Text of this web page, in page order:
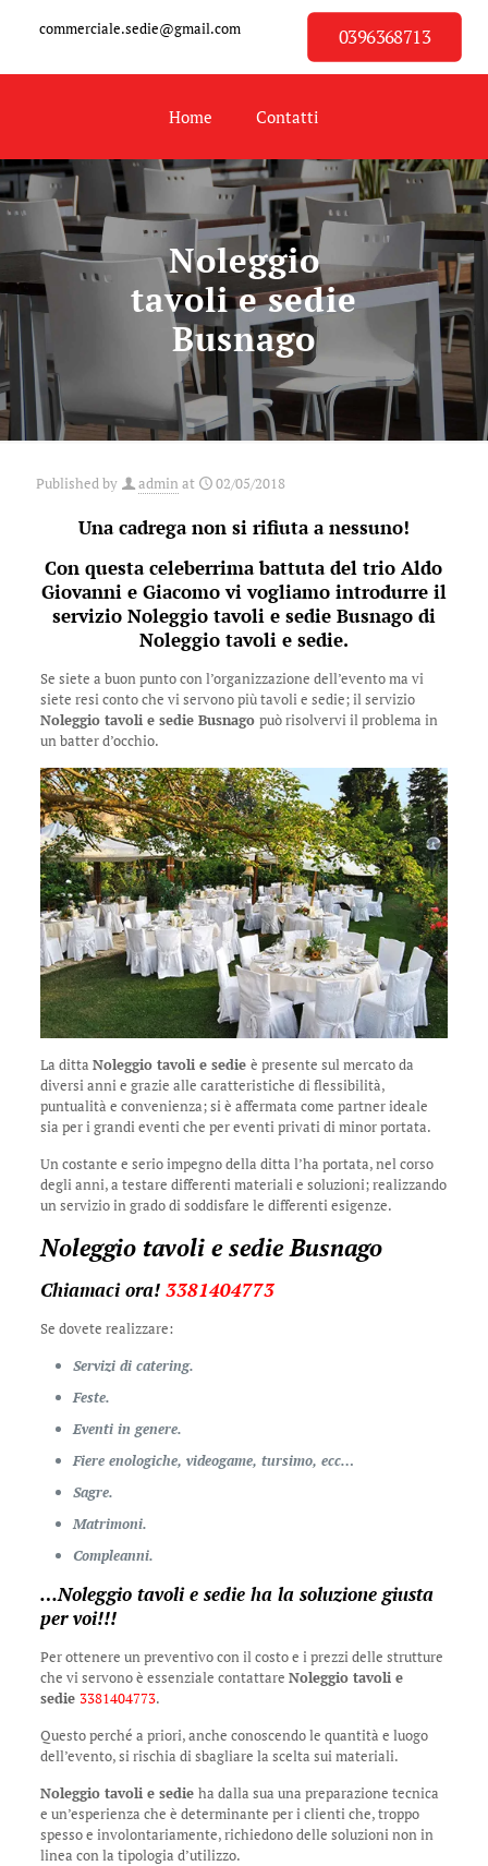
commerciale.sedie@gmail.com 0396368713
Home Contatti
Noleggio
tavoli e sedie
Busnago
Published by admin at 02/05/2018
Una cadrega non si rifiuta a nessuno!
Con questa celeberrima battuta del trio Aldo
Giovanni e Giacomo vi vogliamo introdurre il
servizio Noleggio tavoli e sedie Busnago di
Noleggio tavoli e sedie.
Se siete a buon punto con l’organizzazione dell’evento ma vi
siete resi conto che vi servono più tavoli e sedie; il servizio
Noleggio tavoli e sedie Busnago può risolvervi il problema in
un batter d’occhio.
La ditta Noleggio tavoli e sedie è presente sul mercato da
diversi anni e grazie alle caratteristiche di flessibilità,
puntualità e convenienza; si è affermata come partner ideale
sia per i grandi eventi che per eventi privati di minor portata.
Un costante e serio impegno della ditta l’ha portata, nel corso
degli anni, a testare differenti materiali e soluzioni; realizzando
un servizio in grado di soddisfare le differenti esigenze.
Noleggio tavoli e sedie Busnago
Chiamaci ora! 3381404773
Se dovete realizzare:
Servizi di catering.
Feste.
Eventi in genere.
Fiere enologiche, videogame, tursimo, ecc…
Sagre.
Matrimoni.
Compleanni.
…Noleggio tavoli e sedie ha la soluzione giusta
per voi!!!
Per ottenere un preventivo con il costo e i prezzi delle strutture
che vi servono è essenziale contattare Noleggio tavoli e
sedie 3381404773.
Questo perché a priori, anche conoscendo le quantità e luogo
dell’evento, si rischia di sbagliare la scelta sui materiali.
Noleggio tavoli e sedie ha dalla sua una preparazione tecnica
e un’esperienza che è determinante per i clienti che, troppo
spesso e involontariamente, richiedono delle soluzioni non in
linea con la tipologia d’utilizzo.